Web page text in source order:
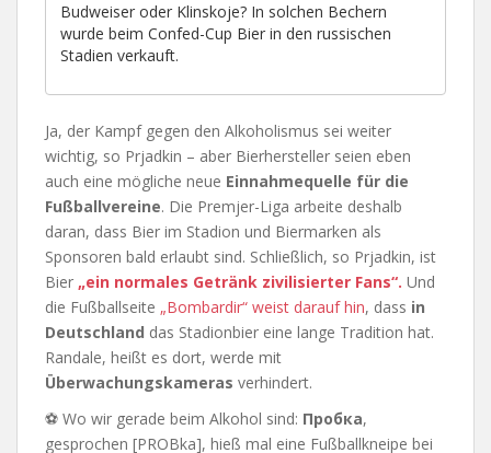
Budweiser oder Klinskoje? In solchen Bechern
wurde beim Confed-Cup Bier in den russischen
Stadien verkauft.
Ja, der Kampf gegen den Alkoholismus sei weiter
wichtig, so Prjadkin – aber Bierhersteller seien eben
auch eine mögliche neue Einnahmequelle für die
Fußballvereine. Die Premjer-Liga arbeite deshalb
daran, dass Bier im Stadion und Biermarken als
Sponsoren bald erlaubt sind. Schließlich, so Prjadkin, ist
Bier „ein normales Getränk zivilisierter Fans“. Und
die Fußballseite „Bombardir“ weist darauf hin, dass in
Deutschland das Stadionbier eine lange Tradition hat.
Randale, heißt es dort, werde mit
Überwachungskameras verhindert.
⚽ Wo wir gerade beim Alkohol sind: Пробка,
gesprochen [PROBka], hieß mal eine Fußballkneipe bei